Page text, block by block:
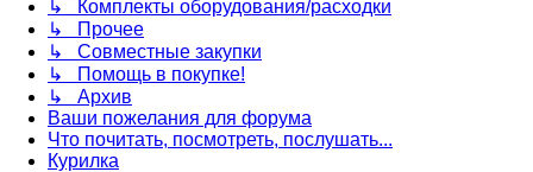
↳ Комплекты оборудования/расходки
↳ Прочее
↳ Совместные закупки
↳ Помощь в покупке!
↳ Архив
Ваши пожелания для форума
Что почитать, посмотреть, послушать...
Курилка